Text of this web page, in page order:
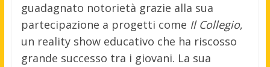
guadagnato notorietà grazie alla sua
partecipazione a progetti come Il Collegio,
un reality show educativo che ha riscosso
grande successo tra i giovani. La sua